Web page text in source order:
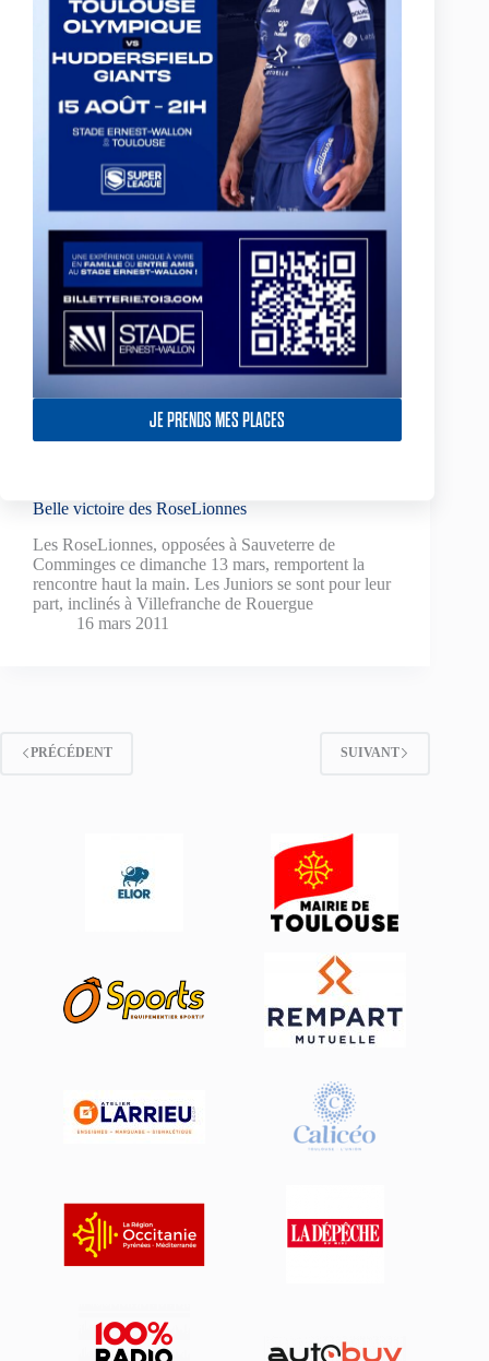
JE PRENDS MES PLACES
L’Ecole de Rugby du TO : 2ème du Challenge
En ce dernier dimanche d'hiver, les sélections des
écoles de rugby de la région se sont retrouvées à
Carcassonne pour pour le Challenge Jean-Marie
GREGOIRE.
Le programme des jeunes pour ce week-end (19-20
mars)
Ce week-end (19-20 mars), le programme des
équipes de l'Association du Toulouse Olympique est
chargée. Découvrez le programme.
Belle victoire des RoseLionnes
Les RoseLionnes, opposées à Sauveterre de
Comminges ce dimanche 13 mars, remportent la
rencontre haut la main. Les Juniors se sont pour leur
part, inclinés à Villefranche de Rouergue
16 mars 2011
PRÉCÉDENT SUIVANT